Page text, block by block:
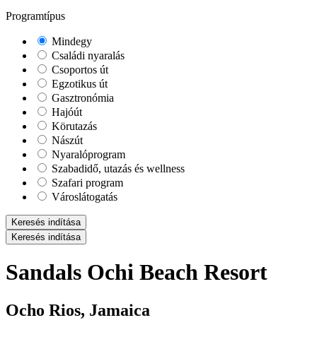
Programtípus
Mindegy
Családi nyaralás
Csoportos út
Egzotikus út
Gasztronómia
Hajóút
Körutazás
Nászút
Nyaralóprogram
Szabadidő, utazás és wellness
Szafari program
Városlátogatás
Keresés indítása
Keresés indítása
Sandals Ochi Beach Resort
Ocho Rios, Jamaica